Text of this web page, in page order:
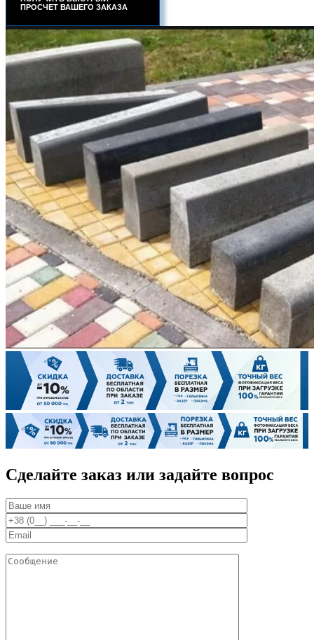
ПРОСЧЕТ ВАШЕГО ЗАКАЗА
Сделайте заказ или задайте вопрос